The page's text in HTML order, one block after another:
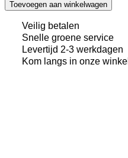
Basil
City
Vegan
Leather
UB
28-
Toevoegen aan winkelwagen
Veilig betalen
Snelle groene service
Levertijd 2-3 werkdagen
Kom langs in onze winkel